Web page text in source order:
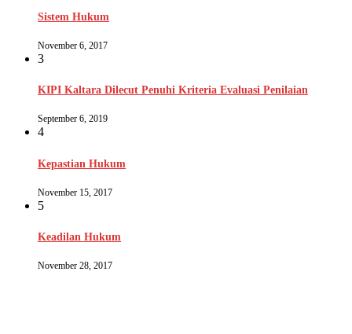
Sistem Hukum
November 6, 2017
3
KIPI Kaltara Dilecut Penuhi Kriteria Evaluasi Penilaian
September 6, 2019
4
Kepastian Hukum
November 15, 2017
5
Keadilan Hukum
November 28, 2017